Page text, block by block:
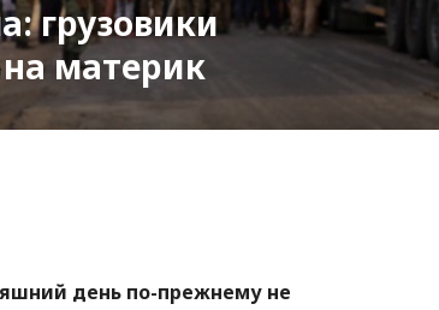
грузовики
материк
день по-прежнему не